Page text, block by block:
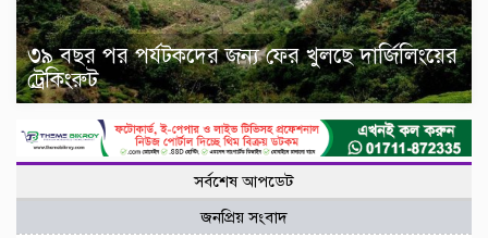
৩৯ বছর পর পর্যটকদের জন্য ফের খুলছে দার্জিলিংয়ের
ট্রেকিংরুট
সর্বশেষ আপডেট
জনপ্রিয় সংবাদ